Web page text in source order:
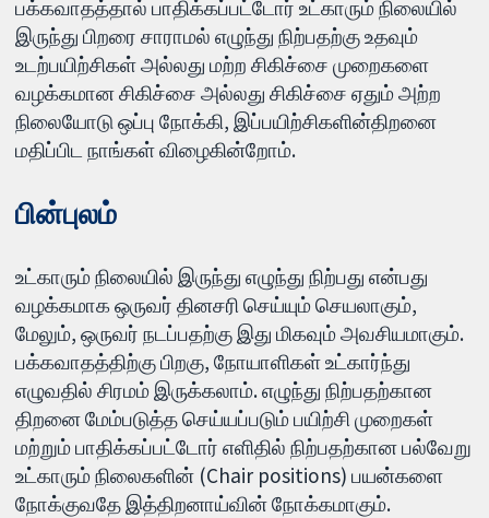
பக்கவாதத்தால் பாதிக்கப்பட்டோர் உட்காரும் நிலையில்
இருந்து பிறரை சாராமல் எழுந்து நிற்பதற்கு உதவும்
உடற்பயிற்சிகள் அல்லது மற்ற சிகிச்சை முறைகளை
வழக்கமான சிகிச்சை அல்லது சிகிச்சை ஏதும் அற்ற
நிலையோடு ஒப்பு நோக்கி, இப்பயிற்சிகளின்திறனை
மதிப்பிட நாங்கள் விழைகின்றோம்.
பின்புலம்
உட்காரும் நிலையில் இருந்து எழுந்து நிற்பது என்பது
வழக்கமாக ஒருவர் தினசரி செய்யும் செயலாகும்,
மேலும், ஒருவர் நடப்பதற்கு இது மிகவும் அவசியமாகும்.
பக்கவாதத்திற்கு பிறகு, நோயாளிகள் உட்கார்ந்து
எழுவதில் சிரமம் இருக்கலாம். எழுந்து நிற்பதற்கான
திறனை மேம்படுத்த செய்யப்படும் பயிற்சி முறைகள்
மற்றும் பாதிக்கப்பட்டோர் எளிதில் நிற்பதற்கான பல்வேறு
உட்காரும் நிலைகளின் (Chair positions) பயன்களை
நோக்குவதே இத்திறனாய்வின் நோக்கமாகும்.